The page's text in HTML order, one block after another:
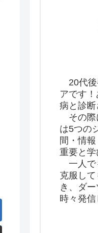
20代後
アです
病と診断
その際
は5つの
間・情
重要と学
一人で
克服し
き、ダ
時々発信